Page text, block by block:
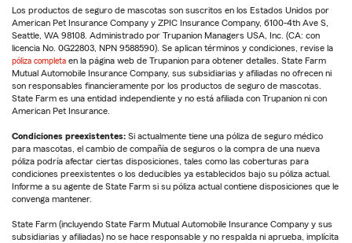
Los productos de seguro de mascotas son suscritos en los Estados Unidos por
American Pet Insurance Company y ZPIC Insurance Company, 6100-4th Ave S,
Seattle, WA 98108. Administrado por Trupanion Managers USA, Inc. (CA: con
licencia No. 0G22803, NPN 9588590). Se aplican términos y condiciones, revise la
póliza completa en la página web de Trupanion para obtener detalles. State Farm
Mutual Automobile Insurance Company, sus subsidiarias y afiliadas no ofrecen ni
son responsables financieramente por los productos de seguro de mascotas.
State Farm es una entidad independiente y no está afiliada con Trupanion ni con
American Pet Insurance.
Condiciones preexistentes: Si actualmente tiene una póliza de seguro médico
para mascotas, el cambio de compañía de seguros o la compra de una nueva
póliza podría afectar ciertas disposiciones, tales como las coberturas para
condiciones preexistentes o los deducibles ya establecidos bajo su póliza actual.
Informe a su agente de State Farm si su póliza actual contiene disposiciones que le
convenga mantener.
State Farm (incluyendo State Farm Mutual Automobile Insurance Company y sus
subsidiarias y afiliadas) no se hace responsable y no respalda ni aprueba, implícita